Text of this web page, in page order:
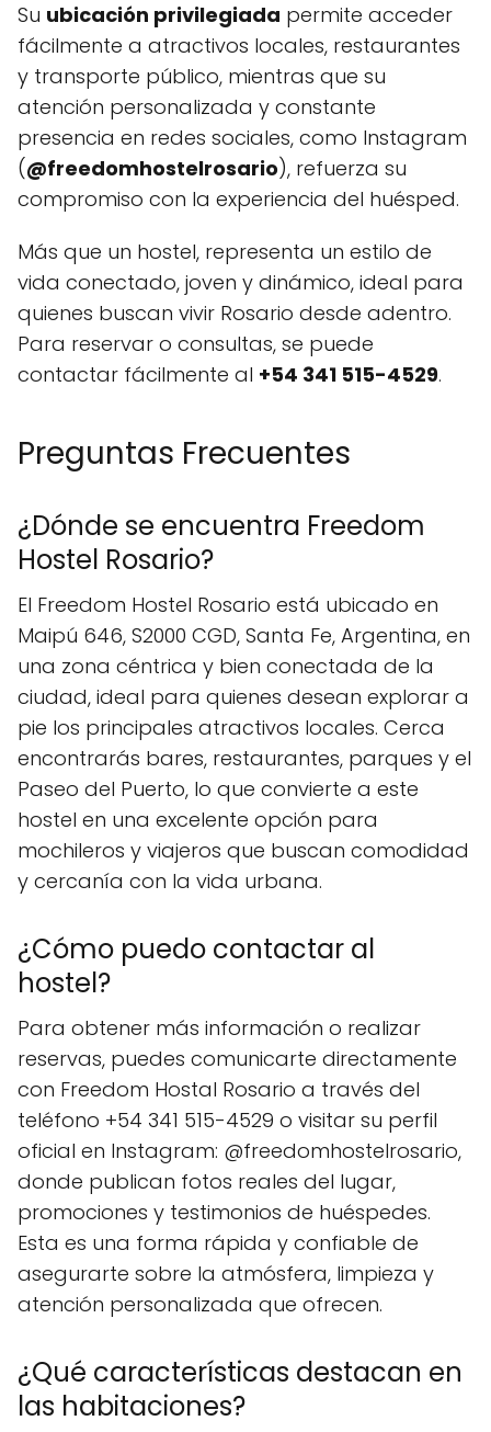
Su ubicación privilegiada permite acceder
fácilmente a atractivos locales, restaurantes
y transporte público, mientras que su
atención personalizada y constante
presencia en redes sociales, como Instagram
(@freedomhostelrosario), refuerza su
compromiso con la experiencia del huésped.
Más que un hostel, representa un estilo de
vida conectado, joven y dinámico, ideal para
quienes buscan vivir Rosario desde adentro.
Para reservar o consultas, se puede
contactar fácilmente al +54 341 515-4529.
Preguntas Frecuentes
¿Dónde se encuentra Freedom
Hostel Rosario?
El Freedom Hostel Rosario está ubicado en
Maipú 646, S2000 CGD, Santa Fe, Argentina, en
una zona céntrica y bien conectada de la
ciudad, ideal para quienes desean explorar a
pie los principales atractivos locales. Cerca
encontrarás bares, restaurantes, parques y el
Paseo del Puerto, lo que convierte a este
hostel en una excelente opción para
mochileros y viajeros que buscan comodidad
y cercanía con la vida urbana.
¿Cómo puedo contactar al
hostel?
Para obtener más información o realizar
reservas, puedes comunicarte directamente
con Freedom Hostal Rosario a través del
teléfono +54 341 515-4529 o visitar su perfil
oficial en Instagram: @freedomhostelrosario,
donde publican fotos reales del lugar,
promociones y testimonios de huéspedes.
Esta es una forma rápida y confiable de
asegurarte sobre la atmósfera, limpieza y
atención personalizada que ofrecen.
¿Qué características destacan en
las habitaciones?